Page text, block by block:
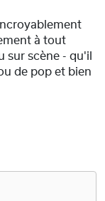
à tout
sur scène - qu'il
de pop et bien